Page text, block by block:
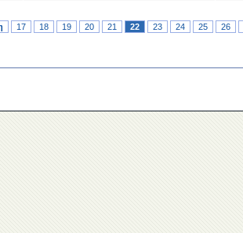
17 18 19 20 21 22 23 24 25 26